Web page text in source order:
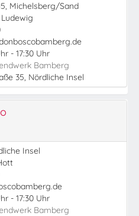
Michelsberg/Sand
- 17:30 Uhr
Bamberg
35, Nördliche Insel
Insel
- 17:30 Uhr
Bamberg